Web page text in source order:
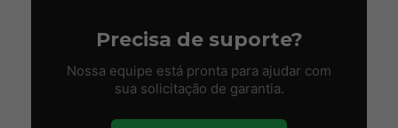
Precisa de suporte?
Nossa equipe está pronta para ajudar com
sua solicitação de garantia.